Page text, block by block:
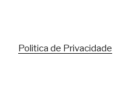
Politica de Privacidade